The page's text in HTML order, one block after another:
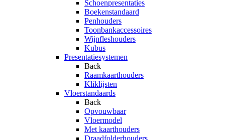
Schoenpresentaties
Boekenstandaard
Penhouders
Toonbankaccessoires
Wijnfleshouders
Kubus
Presentatiesystemen
Back
Raamkaarthouders
Kliklijsten
Vloerstandaards
Back
Opvouwbaar
Vloermodel
Met kaarthouders
Draadfolderhouders